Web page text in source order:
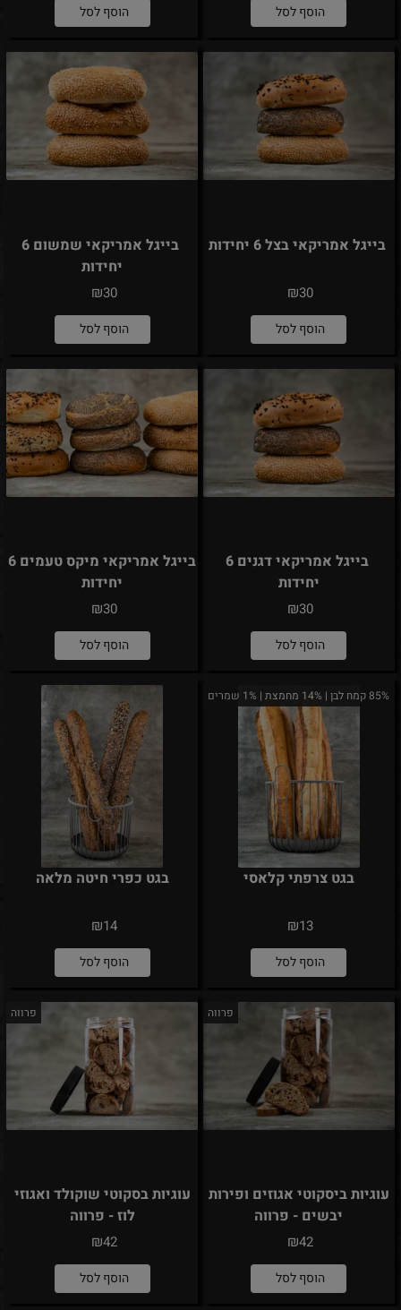
הוסף לסל הוסף לסל
בייגל אמריקאי בצל 6 יחידות
₪30
הוסף לסל
בייגל אמריקאי שמשום 6
יחידות
₪30
הוסף לסל
בייגל אמריקאי דגנים 6
יחידות
₪30
הוסף לסל
בייגל אמריקאי מיקס טעמים 6
יחידות
₪30
הוסף לסל
85% קמח לבן | 14% מחמצת | 1% שמרים
בגט צרפתי קלאסי
₪13
הוסף לסל
בגט כפרי חיטה מלאה
₪14
הוסף לסל
פרווה
עוגיות ביסקוטי אגוזים ופירות
יבשים - פרווה
₪42
הוסף לסל
פרווה
עוגיות בסקוטי שוקולד ואגוזי
לוז - פרווה
₪42
הוסף לסל